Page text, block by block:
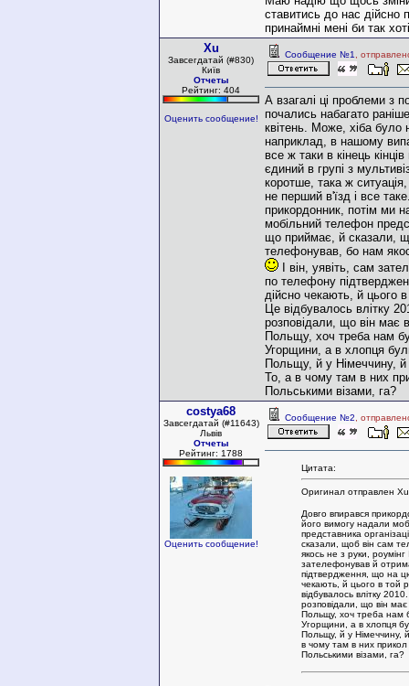
ставитись до нас дійсно
принаймні мені би так
Xu
Завсегдатай (#830)
Київ
Отчеты
Рейтинг: 404
Оценить сообщение!
Сообщение №1 ,
А взагалі ці проблеми з
почались набагато
квітень. Може, хіба було
наприклад, в нашому
все ж таки в кінець
єдиний в групі з
коротше, така ж
не перший в'їзд і все
прикордонник, потім ми
мобільний телефон
що приймає, й сказали,
телефонував, бо нам
І він, уявіть, сам
по телефону
дійсно чекають, й цього
Це відбувалось влітку
розповідали, що він має
Польщу, хоч треба нам
Угорщини, а в хлопця
Польщу, й у Німеччину,
То, а в чому там в них
Польськими візами, га?
costya68
Завсегдатай (#11643)
Львів
Отчеты
Рейтинг: 1788
Оценить сообщение!
Сообщение №2 ,
Цитата:
Оригинал отправлен
Довго впирався
його вимогу надали
представника
сказали, щоб він сам
якось не з руки, роумінг
зателефонував й
підтвердження, що на
чекають, й цього в той
відбувалось влітку
розповідали, що він
Польщу, хоч треба нам
Угорщини, а в хлопця
Польщу, й у Німеччину,
в чому там в них прикол
Польськими візами, га?